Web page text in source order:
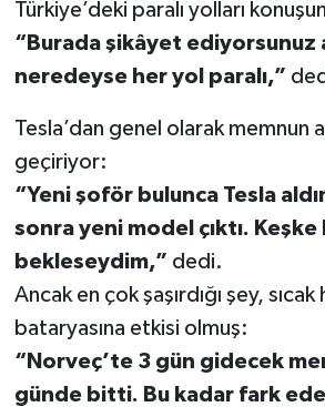
Türkiye’deki paralı yolları
“Burada şikâyet ediyorsunuz
neredeyse her yol paralı,”
Tesla’dan genel olarak memnun
geçiriyor:
“Yeni şoför bulunca Tesla
sonra yeni model çıktı. Keşke
bekleseydim,” dedi.
Ancak en çok şaşırdığı şey, sıcak
bataryasına etkisi olmuş:
“Norveç’te 3 gün gidecek
günde bitti. Bu kadar fark